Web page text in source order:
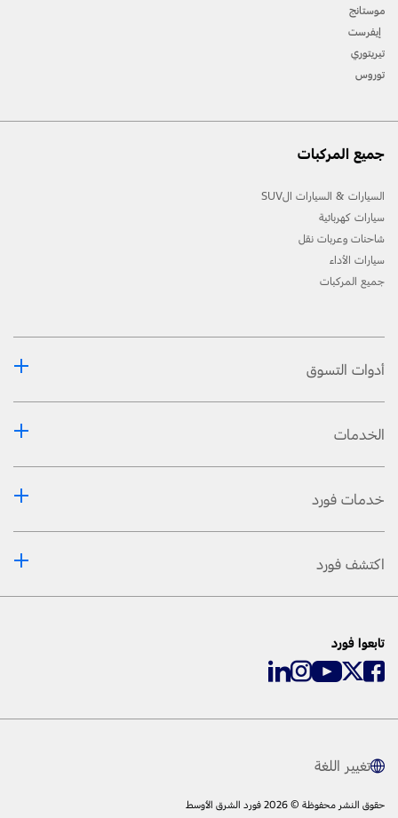
موستانج
إيفرست
تيريتوري
توروس
جميع المركبات
السيارات & السيارات الSUV
سيارات كهربائية
شاحنات وعربات نقل
سيارات الأداء
جميع المركبات
أدوات التسوق
الخدمات
خدمات فورد
اكتشف فورد
تابعوا فورد
تغيير اللغة
حقوق النشر محفوظة © 2026 فورد الشرق الأوسط